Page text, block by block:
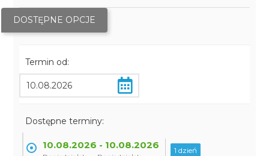
DOSTĘPNE OPCJE
Termin od:
Dostępne terminy:
10.08.2026 - 10.08.2026 1 dzień